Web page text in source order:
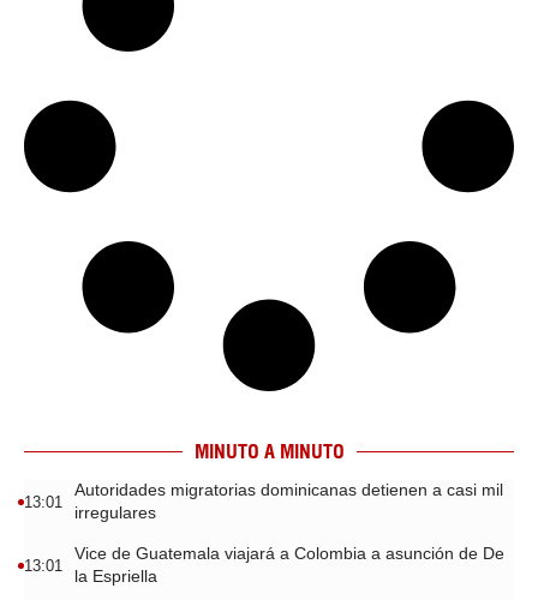
MINUTO A MINUTO
13:01
Autoridades migratorias dominicanas detienen a casi mil
irregulares
13:01
Vice de Guatemala viajará a Colombia a asunción de De
la Espriella